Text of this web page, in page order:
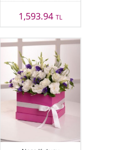
1,593.94TL